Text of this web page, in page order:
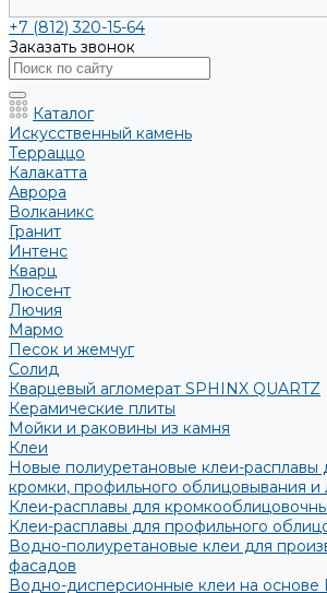
+7 (812) 320-15-64
Заказать звонок
Каталог
Искусственный камень
Терраццо
Калакатта
Аврора
Волканикс
Гранит
Интенс
Кварц
Люсент
Лючия
Мармо
Песок и жемчуг
Солид
Кварцевый агломерат SPHINX QUARTZ
Керамические плиты
Мойки и раковины из камня
Клеи
Новые полиуретановые клеи-расплавы
кромки, профильного облицовывания и
Клеи-расплавы для
Клеи-расплавы для профильного
Водно-полиуретановые клеи для
фасадов
Водно-дисперсионные клеи на